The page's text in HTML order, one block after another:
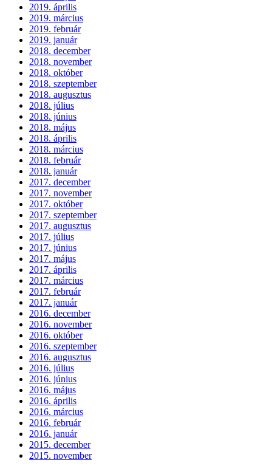
2019. április
2019. március
2019. február
2019. január
2018. december
2018. november
2018. október
2018. szeptember
2018. augusztus
2018. július
2018. június
2018. május
2018. április
2018. március
2018. február
2018. január
2017. december
2017. november
2017. október
2017. szeptember
2017. augusztus
2017. július
2017. június
2017. május
2017. április
2017. március
2017. február
2017. január
2016. december
2016. november
2016. október
2016. szeptember
2016. augusztus
2016. július
2016. június
2016. május
2016. április
2016. március
2016. február
2016. január
2015. december
2015. november